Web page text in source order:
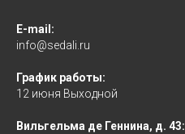
E-mail:
info@sedali.ru
График работы:
12 июня Выходной
Вильгельма де Геннина, д. 43: